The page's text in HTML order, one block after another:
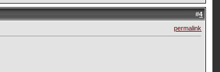
#4
permalink